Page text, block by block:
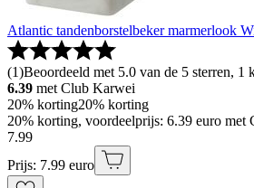
Atlantic tandenborstelbeker marmerlook
(1)Beoordeeld met 5.0 van de 5 sterren, 1
6.39 met Club Karwei
20% korting20% korting
20% korting, voordeelprijs: 6.39 euro met
7.99
Prijs: 7.99 euro